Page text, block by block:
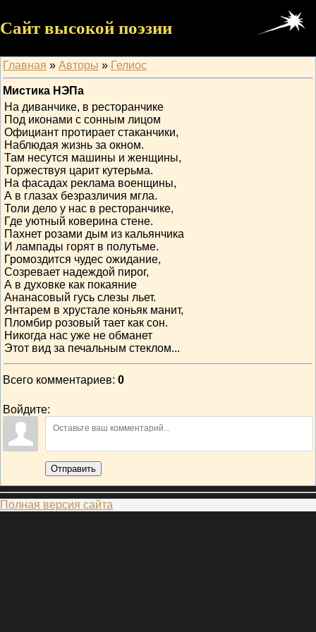
Сайт высокой поэзии
Главная » Авторы » Гелиос
Мистика НЭПа
На диванчике, в ресторанчике
Под иконами с сонным лицом
Официант протирает стаканчики,
Наблюдая жизнь за окном.
Там несутся машины и женщины,
Торжествуя царит кутерьма.
На фасадах реклама военщины,
А в глазах безразличия мгла.
Толи дело у нас в ресторанчике,
Где уютный коверина стене.
Пахнет розами дым из кальянчика
И лампады горят в полутьме.
Громоздится чудес ожидание,
Созревает надеждой пирог,
А в духовке как покаяние
Ананасовый гусь слезы льет.
Янтарем в хрустале коньяк манит,
Пломбир розовый тает как сон.
Никогда нас уже не обманет
Этот вид за печальным стеклом...
Всего комментариев: 0
Войдите:
Отправить
Полная версия сайта